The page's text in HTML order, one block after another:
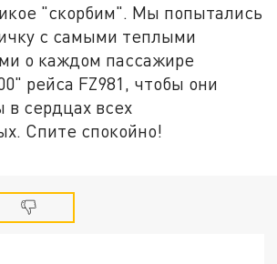
"скорбим". Мы попытались
с самыми теплыми
о каждом пассажире
рейса FZ981, чтобы они
в сердцах всех
Спите спокойно!